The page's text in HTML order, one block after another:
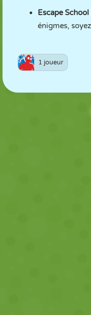
Escape School
énigmes,
1 joueur